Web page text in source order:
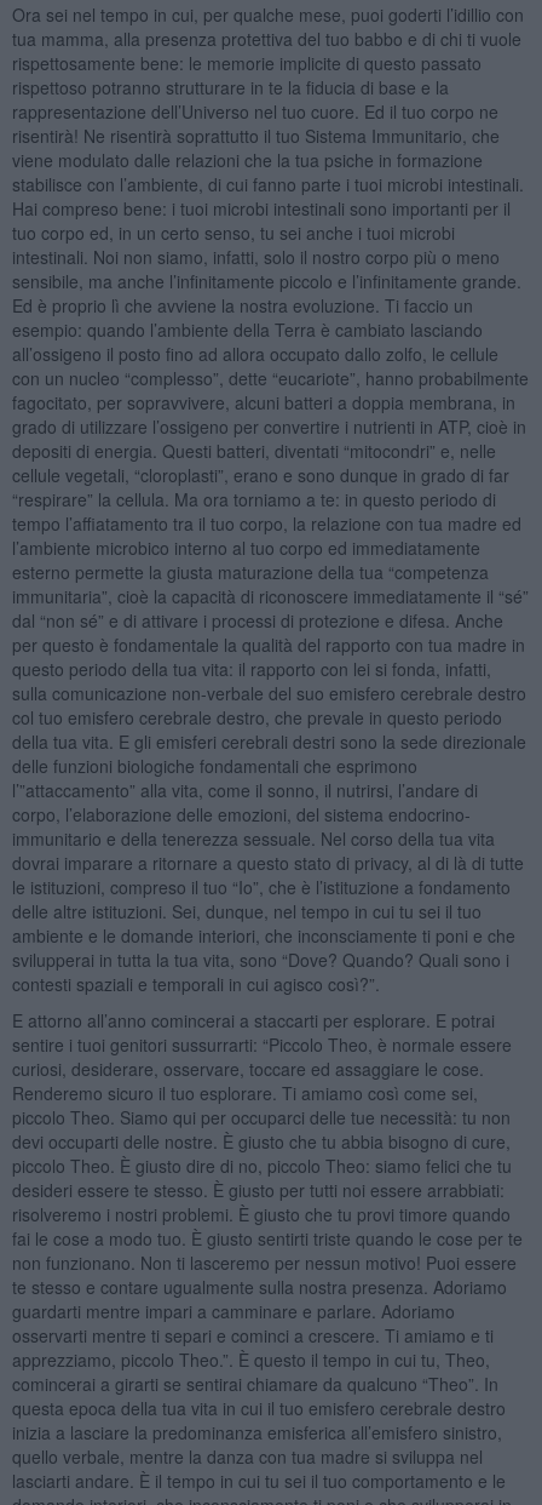
Ora sei nel tempo in cui, per qualche mese, puoi goderti l’idillio con
tua mamma, alla presenza protettiva del tuo babbo e di chi ti vuole
rispettosamente bene: le memorie implicite di questo passato
rispettoso potranno strutturare in te la fiducia di base e la
rappresentazione dell’Universo nel tuo cuore. Ed il tuo corpo ne
risentirà! Ne risentirà soprattutto il tuo Sistema Immunitario, che
viene modulato dalle relazioni che la tua psiche in formazione
stabilisce con l’ambiente, di cui fanno parte i tuoi microbi intestinali.
Hai compreso bene: i tuoi microbi intestinali sono importanti per il
tuo corpo ed, in un certo senso, tu sei anche i tuoi microbi
intestinali. Noi non siamo, infatti, solo il nostro corpo più o meno
sensibile, ma anche l’infinitamente piccolo e l’infinitamente grande.
Ed è proprio lì che avviene la nostra evoluzione. Ti faccio un
esempio: quando l’ambiente della Terra è cambiato lasciando
all’ossigeno il posto fino ad allora occupato dallo zolfo, le cellule
con un nucleo “complesso”, dette “eucariote”, hanno probabilmente
fagocitato, per sopravvivere, alcuni batteri a doppia membrana, in
grado di utilizzare l’ossigeno per convertire i nutrienti in ATP, cioè in
depositi di energia. Questi batteri, diventati “mitocondri” e, nelle
cellule vegetali, “cloroplasti”, erano e sono dunque in grado di far
“respirare” la cellula. Ma ora torniamo a te: in questo periodo di
tempo l’affiatamento tra il tuo corpo, la relazione con tua madre ed
l’ambiente microbico interno al tuo corpo ed immediatamente
esterno permette la giusta maturazione della tua “competenza
immunitaria”, cioè la capacità di riconoscere immediatamente il “sé”
dal “non sé” e di attivare i processi di protezione e difesa. Anche
per questo è fondamentale la qualità del rapporto con tua madre in
questo periodo della tua vita: il rapporto con lei si fonda, infatti,
sulla comunicazione non-verbale del suo emisfero cerebrale destro
col tuo emisfero cerebrale destro, che prevale in questo periodo
della tua vita. E gli emisferi cerebrali destri sono la sede direzionale
delle funzioni biologiche fondamentali che esprimono
l’”attaccamento” alla vita, come il sonno, il nutrirsi, l’andare di
corpo, l’elaborazione delle emozioni, del sistema endocrino-
immunitario e della tenerezza sessuale. Nel corso della tua vita
dovrai imparare a ritornare a questo stato di privacy, al di là di tutte
le istituzioni, compreso il tuo “Io”, che è l’istituzione a fondamento
delle altre istituzioni. Sei, dunque, nel tempo in cui tu sei il tuo
ambiente e le domande interiori, che inconsciamente ti poni e che
svilupperai in tutta la tua vita, sono “Dove? Quando? Quali sono i
contesti spaziali e temporali in cui agisco così?”.
E attorno all’anno comincerai a staccarti per esplorare. E potrai
sentire i tuoi genitori sussurrarti: “Piccolo Theo, è normale essere
curiosi, desiderare, osservare, toccare ed assaggiare le cose.
Renderemo sicuro il tuo esplorare. Ti amiamo così come sei,
piccolo Theo. Siamo qui per occuparci delle tue necessità: tu non
devi occuparti delle nostre. È giusto che tu abbia bisogno di cure,
piccolo Theo. È giusto dire di no, piccolo Theo: siamo felici che tu
desideri essere te stesso. È giusto per tutti noi essere arrabbiati:
risolveremo i nostri problemi. È giusto che tu provi timore quando
fai le cose a modo tuo. È giusto sentirti triste quando le cose per te
non funzionano. Non ti lasceremo per nessun motivo! Puoi essere
te stesso e contare ugualmente sulla nostra presenza. Adoriamo
guardarti mentre impari a camminare e parlare. Adoriamo
osservarti mentre ti separi e cominci a crescere. Ti amiamo e ti
apprezziamo, piccolo Theo.”. È questo il tempo in cui tu, Theo,
comincerai a girarti se sentirai chiamare da qualcuno “Theo”. In
questa epoca della tua vita in cui il tuo emisfero cerebrale destro
inizia a lasciare la predominanza emisferica all’emisfero sinistro,
quello verbale, mentre la danza con tua madre si sviluppa nel
lasciarti andare. È il tempo in cui tu sei il tuo comportamento e le